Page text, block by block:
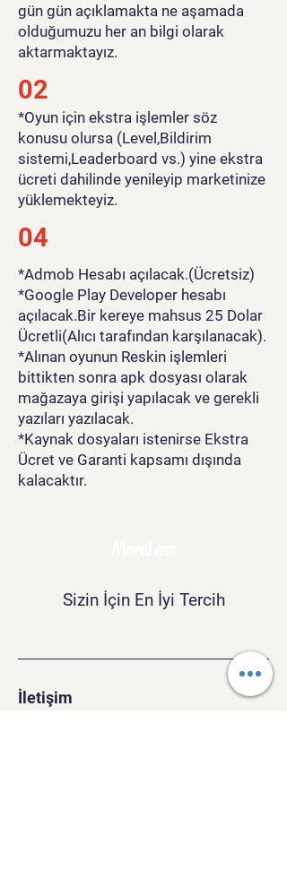
gün gün açıklamakta ne aşamada
olduğumuzu her an bilgi olarak
aktarmaktayız.
02
*Oyun için ekstra işlemler söz
konusu olursa (Level,Bildirim
sistemi,Leaderboard vs.) yine ekstra
ücreti dahilinde yenileyip marketinize
yüklemekteyiz.
04
*Admob Hesabı açılacak.(Ücretsiz)
*Google Play Developer hesabı
açılacak.Bir kereye mahsus 25 Dolar
Ücretli(Alıcı tarafından karşılanacak).
*Alınan oyunun Reskin işlemleri
bittikten sonra apk dosyası olarak
mağazaya girişi yapılacak ve gerekli
yazıları yazılacak.
*Kaynak dosyaları istenirse Ekstra
Ücret ve Garanti kapsamı dışında
kalacaktır.
Sizin İçin En İyi Tercih
İletişim